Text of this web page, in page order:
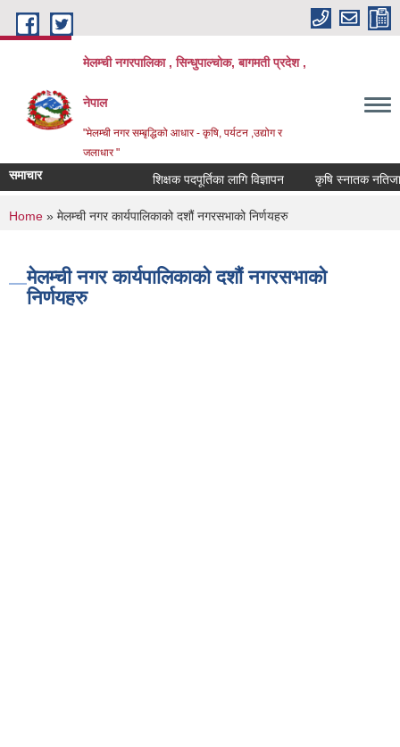
Skip to main content
मेलम्ची नगरपालिका , सिन्धुपाल्चोक, बागमती प्रदेश ,
नेपाल
"मेलम्ची नगर सम्बृद्धिको आधार - कृषि, पर्यटन ,उद्योग र
जलाधार "
समाचार शिक्षक पदपूर्तिका लागि विज्ञापन कृषि स्नातक नतिजा
You are here
Home » मेलम्ची नगर कार्यपालिकाको दशौं नगरसभाको निर्णयहरु
मेलम्ची नगर कार्यपालिकाको दशौं नगरसभाको
निर्णयहरु